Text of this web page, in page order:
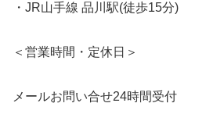
・JR山手線 品川駅(徒歩15分)
＜営業時間・定休日＞
メールお問い合せ24時間受付